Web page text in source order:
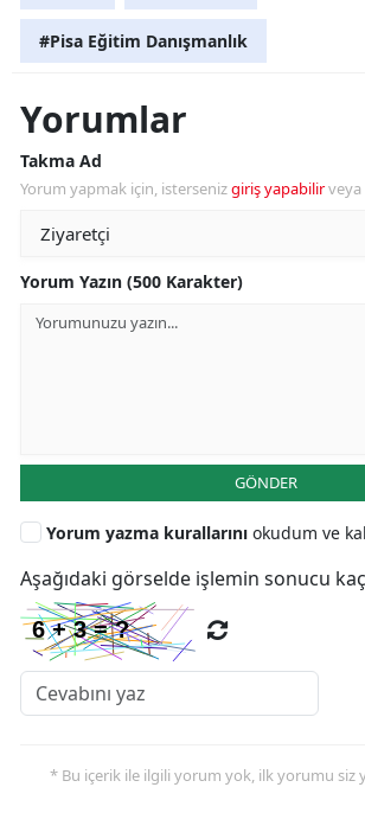
#Pisa Eğitim Danışmanlık
Yorumlar
Takma Ad
Yorum yapmak için, istersenizgiriş yapabilirveya
Yorum Yazın (500 Karakter)
GÖNDER
Yorum yazma kurallarını okudum ve
Aşağıdaki görselde işlemin sonucu
* Bu içerik ile ilgili yorum yok, ilk yorumu siz